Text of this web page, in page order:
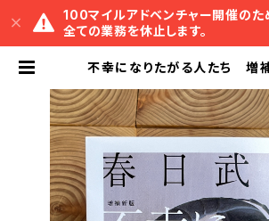
100マイルアドベンチャー開催のた
全ての業務を休止します。
不幸になりたがる人たち 増